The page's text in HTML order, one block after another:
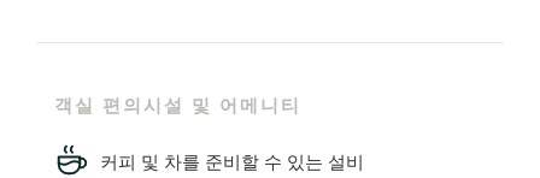
객실 편의시설 및 어메니티
커피 및 차를 준비할 수 있는 설비